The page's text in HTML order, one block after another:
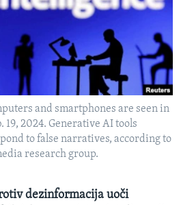
and smartphones are seen in
2024. Generative AI tools
to false narratives, according to
research group.
dezinformacija uoči